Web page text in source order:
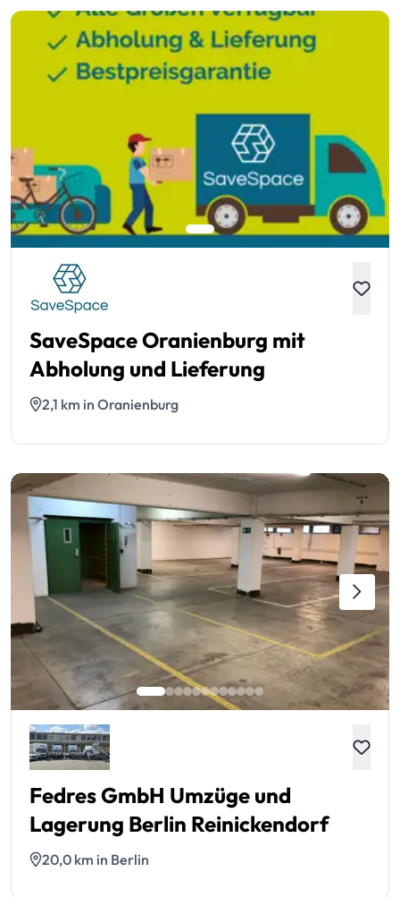
SaveSpace Oranienburg mit
Abholung und Lieferung
2,1 km in Oranienburg
Fedres GmbH Umzüge und
Lagerung Berlin Reinickendorf
20,0 km in Berlin